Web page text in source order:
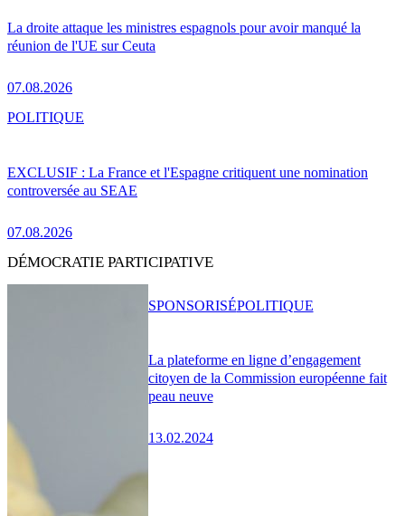
La droite attaque les ministres espagnols pour avoir manqué la
réunion de l'UE sur Ceuta
07.08.2026
EXCLUSIF : La France et l'Espagne critiquent une nomination
controversée au SEAE
07.08.2026
POLITIQUE
DÉMOCRATIE PARTICIPATIVE
La plateforme en ligne d’engagement
citoyen de la Commission européenne fait
peau neuve
13.02.2024
SPONSORISÉPOLITIQUE